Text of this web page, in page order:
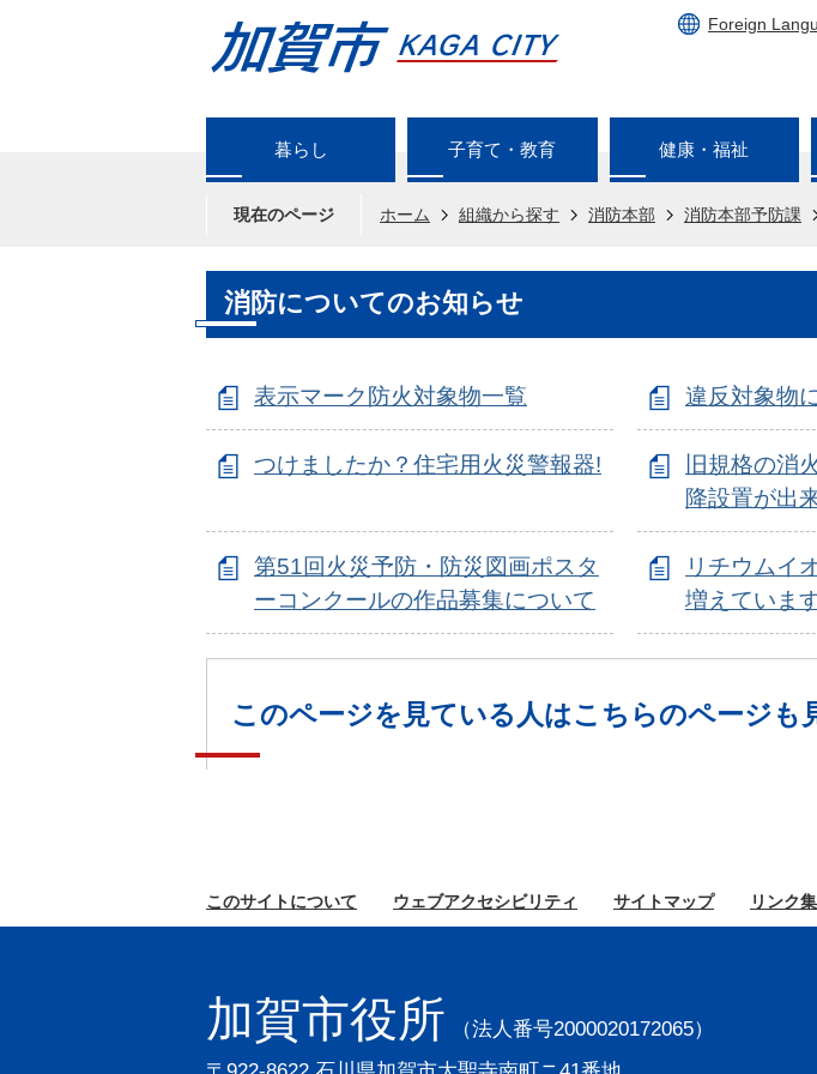
Foreign
暮らし 子育て・教育 健康・福祉
現在のページ ホーム 組織から探す 消防本部 消防本部予防課
消防についてのお知らせ
表示マーク防火対象物一覧 違反対象物
つけましたか？住宅用火災警報器!
旧規格の消
降設置が出
第51回火災予防・防災図画ポスタ
ーコンクールの作品募集について
リチウムイ
増えていま
このページを見ている人はこちらのページも
このサイトについて ウェブアクセシビリティ サイトマップ リンク集
加賀市役所
（法人番号2000020172065）